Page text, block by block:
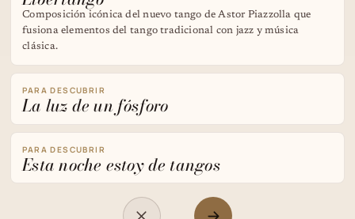
Composición icónica del nuevo tango de Astor Piazzolla que
fusiona elementos del tango tradicional con jazz y música
clásica.
PARA DESCUBRIR
La luz de un fósforo
PARA DESCUBRIR
Esta noche estoy de tangos